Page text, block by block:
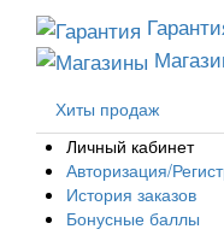
Хиты продаж
Личный кабинет
Авторизация/
История заказов
Бонусные баллы